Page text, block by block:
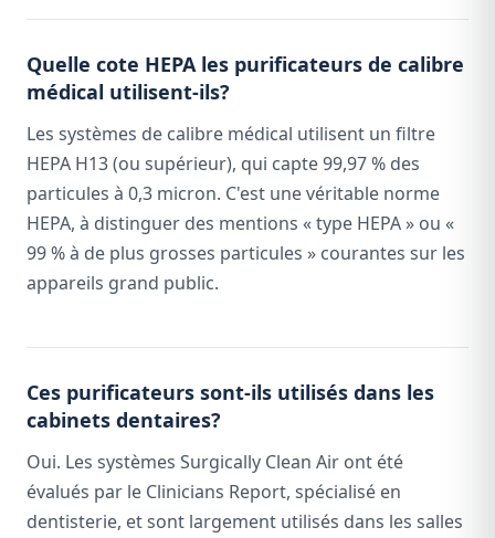
Quelle cote HEPA les purificateurs de calibre
médical utilisent-ils?
Les systèmes de calibre médical utilisent un filtre
HEPA H13 (ou supérieur), qui capte 99,97 % des
particules à 0,3 micron. C'est une véritable norme
HEPA, à distinguer des mentions « type HEPA » ou «
99 % à de plus grosses particules » courantes sur les
appareils grand public.
Ces purificateurs sont-ils utilisés dans les
cabinets dentaires?
Oui. Les systèmes Surgically Clean Air ont été
évalués par le Clinicians Report, spécialisé en
dentisterie, et sont largement utilisés dans les salles